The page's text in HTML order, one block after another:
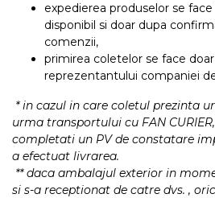
expedierea produselor se
disponibil si doar dupa
comenzii,
primirea coletelor se face
reprezentantului companiei
* in cazul in care coletul prezinta
urma transportului cu FAN
completati un PV de constatare
a efectuat livrarea.
** daca ambalajul exterior in
si s-a receptionat de catre dvs. ,